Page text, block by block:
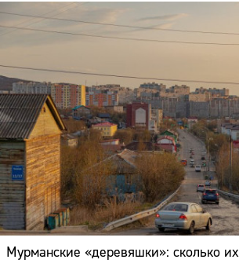
Мурманские «деревяшки»: сколько